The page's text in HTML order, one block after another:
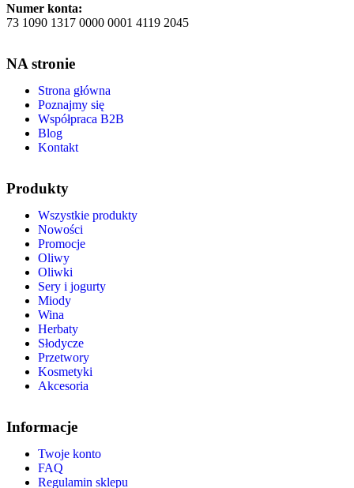
Numer konta:
73 1090 1317 0000 0001 4119 2045
NA stronie
Strona główna
Poznajmy się
Współpraca B2B
Blog
Kontakt
Produkty
Wszystkie produkty
Nowości
Promocje
Oliwy
Oliwki
Sery i jogurty
Miody
Wina
Herbaty
Słodycze
Przetwory
Kosmetyki
Akcesoria
Informacje
Twoje konto
FAQ
Regulamin sklepu